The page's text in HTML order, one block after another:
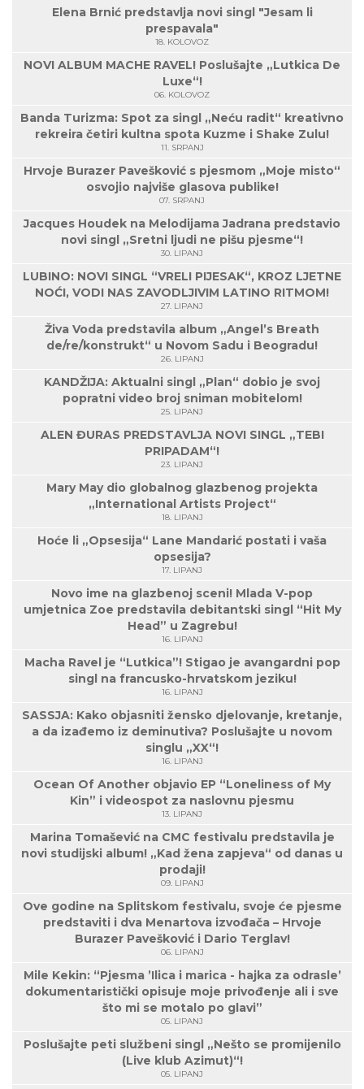
Elena Brnić predstavlja novi singl "Jesam li
prespavala"
18. KOLOVOZ
NOVI ALBUM MACHE RAVEL! Poslušajte „Lutkica De
Luxe“!
06. KOLOVOZ
Banda Turizma: Spot za singl „Neću radit“ kreativno
rekreira četiri kultna spota Kuzme i Shake Zulu!
11. SRPANJ
Hrvoje Burazer Pavešković s pjesmom „Moje misto“
osvojio najviše glasova publike!
07. SRPANJ
Jacques Houdek na Melodijama Jadrana predstavio
novi singl „Sretni ljudi ne pišu pjesme“!
30. LIPANJ
LUBINO: NOVI SINGL “VRELI PIJESAK“, KROZ LJETNE
NOĆI, VODI NAS ZAVODLJIVIM LATINO RITMOM!
27. LIPANJ
Živa Voda predstavila album „Angel’s Breath
de/re/konstrukt“ u Novom Sadu i Beogradu!
26. LIPANJ
KANDŽIJA: Aktualni singl „Plan“ dobio je svoj
popratni video broj sniman mobitelom!
25. LIPANJ
ALEN ĐURAS PREDSTAVLJA NOVI SINGL „TEBI
PRIPADAM“!
23. LIPANJ
Mary May dio globalnog glazbenog projekta
„International Artists Project“
18. LIPANJ
Hoće li „Opsesija“ Lane Mandarić postati i vaša
opsesija?
17. LIPANJ
Novo ime na glazbenoj sceni! Mlada V-pop
umjetnica Zoe predstavila debitantski singl “Hit My
Head” u Zagrebu!
16. LIPANJ
Macha Ravel je “Lutkica”! Stigao je avangardni pop
singl na francusko-hrvatskom jeziku!
16. LIPANJ
SASSJA: Kako objasniti žensko djelovanje, kretanje,
a da izađemo iz deminutiva? Poslušajte u novom
singlu „XX“!
16. LIPANJ
Ocean Of Another objavio EP “Loneliness of My
Kin” i videospot za naslovnu pjesmu
13. LIPANJ
Marina Tomašević na CMC festivalu predstavila je
novi studijski album! „Kad žena zapjeva“ od danas u
prodaji!
09. LIPANJ
Ove godine na Splitskom festivalu, svoje će pjesme
predstaviti i dva Menartova izvođača – Hrvoje
Burazer Pavešković i Dario Terglav!
06. LIPANJ
Mile Kekin: “Pjesma ’Ilica i marica - hajka za odrasle’
dokumentaristički opisuje moje privođenje ali i sve
što mi se motalo po glavi”
05. LIPANJ
Poslušajte peti službeni singl „Nešto se promijenilo
(Live klub Azimut)“!
05. LIPANJ